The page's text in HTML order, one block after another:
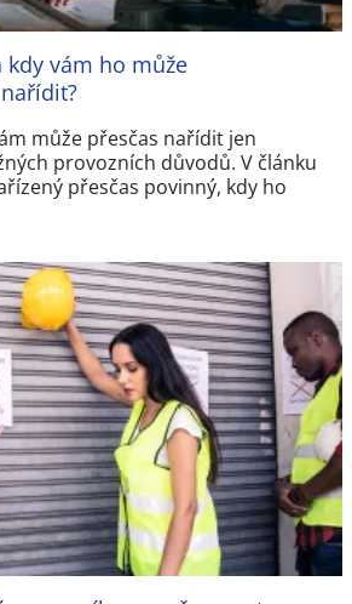
kdy vám ho může
může přesčas nařídit jen
provozních důvodů. V článku
přesčas povinný, kdy ho